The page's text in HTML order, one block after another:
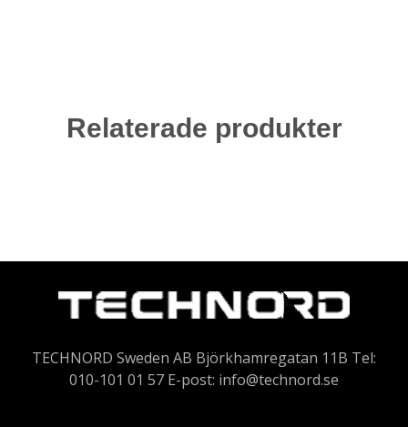
Relaterade produkter
TECHNORD Sweden AB Björkhamregatan 11B Tel:
010-101 01 57 E-post: info@technord.se